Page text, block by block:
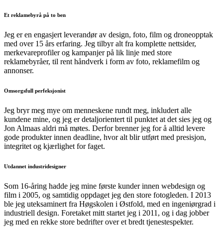
Et reklamebyrå på to ben
Jeg er en engasjert leverandør av design, foto, film og droneopptak
med over 15 års erfaring. Jeg tilbyr alt fra komplette nettsider,
merkevareprofiler og kampanjer på lik linje med store
reklamebyråer, til rent håndverk i form av foto, reklamefilm og
annonser.
Omsorgsfull perfeksjonist
Jeg bryr meg mye om menneskene rundt meg, inkludert alle
kundene mine, og jeg er detaljorientert til punktet at det sies jeg og
Jon Almaas aldri må møtes. Derfor brenner jeg for å alltid levere
gode produkter innen deadline, hvor alt blir utført med presisjon,
integritet og kjærlighet for faget.
Utdannet industridesigner
Som 16-åring hadde jeg mine første kunder innen webdesign og
film i 2005, og samtidig oppdaget jeg den store fotogleden. I 2013
ble jeg uteksaminert fra Høgskolen i Østfold, med en ingeniørgrad i
industriell design. Foretaket mitt startet jeg i 2011, og i dag jobber
jeg med en rekke store bedrifter over et bredt tjenestespekter.